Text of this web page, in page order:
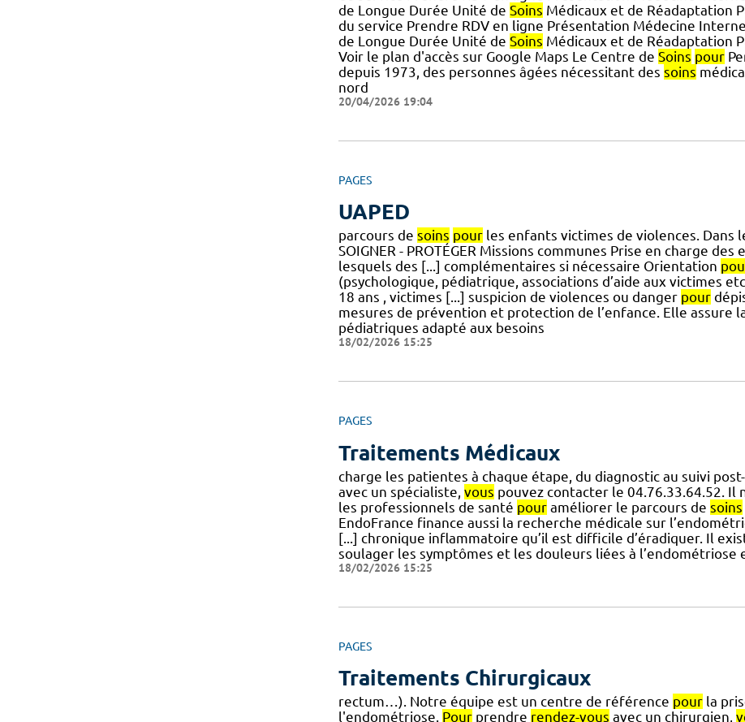
de Longue Durée Unité de Soins Médicaux et de Réadaptation
du service Prendre RDV en ligne Présentation Médecine
de Longue Durée Unité de Soins Médicaux et de Réadaptation
Voir le plan d'accès sur Google Maps Le Centre de Soins pour
depuis 1973, des personnes âgées nécessitant des soins
nord
20/04/2026 19:04
PAGES
UAPED
parcours de soins pourles enfants victimes de violences. Dans
SOIGNER - PROTÉGER Missions communes Prise en charge
lesquels des [...] complémentaires si nécessaire Orientation
(psychologique, pédiatrique, associations d’aide aux victimes
18 ans , victimes [...] suspicion de violences ou danger pour
mesures de prévention et protection de l’enfance. Elle assure
pédiatriques adapté aux besoins
18/02/2026 15:25
PAGES
Traitements Médicaux
charge les patientes à chaque étape, du diagnostic au suivi
avec un spécialiste, vous pouvez contacter le 04.76.33.64.52. Il
les professionnels de santé pouraméliorer le parcours de soins
EndoFrance finance aussi la recherche médicale sur
[...] chronique inflammatoire qu’il est difficile d’éradiquer. Il
soulager les symptômes et les douleurs liées à l’endométriose
18/02/2026 15:25
PAGES
Traitements Chirurgicaux
rectum…). Notre équipe est un centre de référence pourla
l'endométriose. Pourprendre rendez-vous avec un chirurgien,